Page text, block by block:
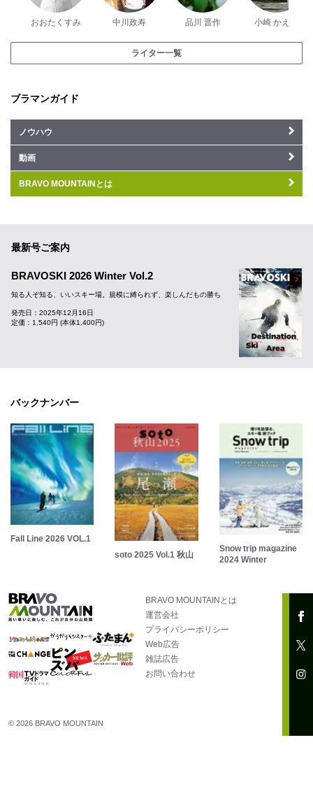
おおたくすみ 中川政寿 品川 晋作 小崎 かえで
ライター一覧
ブラマンガイド
ノウハウ
動画
BRAVO MOUNTAINとは
最新号ご案内
BRAVOSKI 2026 Winter Vol.2
知る人ぞ知る、いいスキー場。規模に縛られず、楽しんだもの勝ち
発売日：2025年12月16日
定価：1,540円 (本体1,400円)
バックナンバー
Fall Line 2026 VOL.1
soto 2025 Vol.1 秋山
Snow trip magazine
2024 Winter
BRAVO MOUNTAINとは
運営会社
プライバシーポリシー
Web広告
雑誌広告
お問い合わせ
© 2026 BRAVO MOUNTAIN